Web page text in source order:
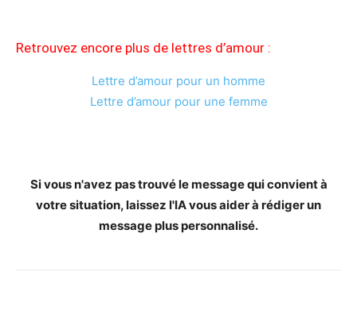
Retrouvez encore plus de lettres d’amour :
Lettre d’amour pour un homme
Lettre d’amour pour une femme
Si vous n'avez pas trouvé le message qui convient à
votre situation, laissez l'IA vous aider à rédiger un
message plus personnalisé.